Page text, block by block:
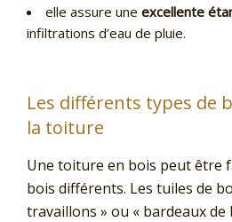
elle assure une excellente
infiltrations d’eau de pluie.
Les différents types de
la toiture
Une toiture en bois peut être
bois différents. Les tuiles de
travaillons » ou « bardeaux de